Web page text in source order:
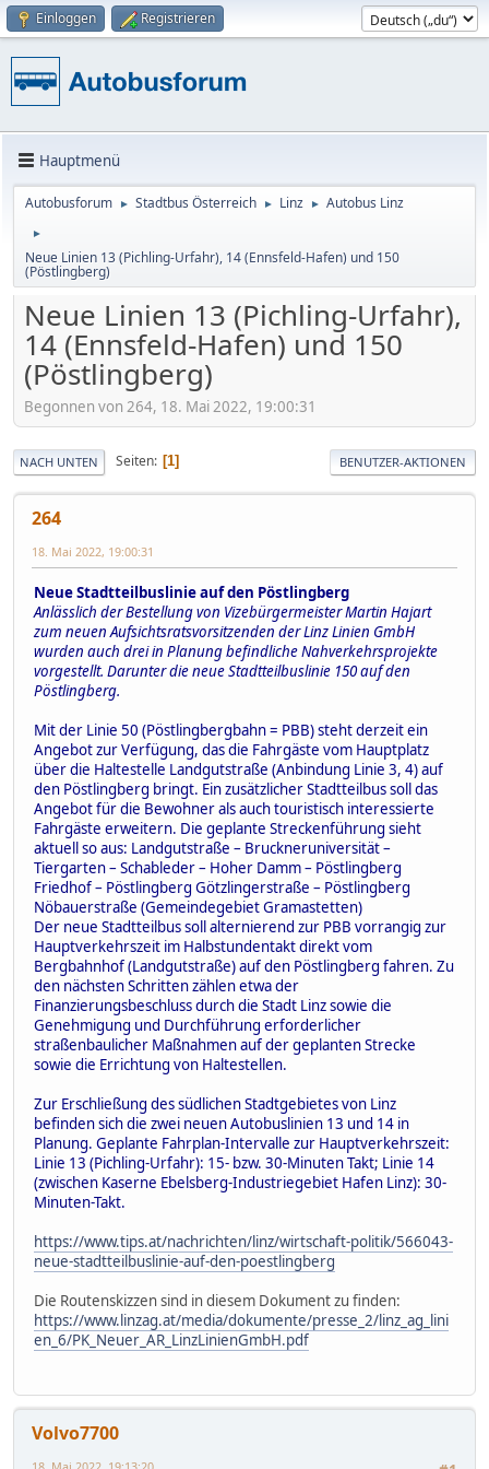
Einloggen Registrieren
Hauptmenü
Autobusforum ► Stadtbus Österreich ► Linz ► Autobus Linz
►
Neue Linien 13 (Pichling-Urfahr), 14 (Ennsfeld-Hafen) und 150
(Pöstlingberg)
Neue Linien 13 (Pichling-Urfahr),
14 (Ennsfeld-Hafen) und 150
(Pöstlingberg)
Begonnen von 264, 18. Mai 2022, 19:00:31
NACH UNTEN Seiten 1 BENUTZER-AKTIONEN
264
18. Mai 2022, 19:00:31
Neue Stadtteilbuslinie auf den Pöstlingberg
Anlässlich der Bestellung von Vizebürgermeister Martin Hajart
zum neuen Aufsichtsratsvorsitzenden der Linz Linien GmbH
wurden auch drei in Planung befindliche Nahverkehrsprojekte
vorgestellt. Darunter die neue Stadtteilbuslinie 150 auf den
Pöstlingberg.
Mit der Linie 50 (Pöstlingbergbahn = PBB) steht derzeit ein
Angebot zur Verfügung, das die Fahrgäste vom Hauptplatz
über die Haltestelle Landgutstraße (Anbindung Linie 3, 4) auf
den Pöstlingberg bringt. Ein zusätzlicher Stadtteilbus soll das
Angebot für die Bewohner als auch touristisch interessierte
Fahrgäste erweitern. Die geplante Streckenführung sieht
aktuell so aus: Landgutstraße – Bruckneruniversität –
Tiergarten – Schableder – Hoher Damm – Pöstlingberg
Friedhof – Pöstlingberg Götzlingerstraße – Pöstlingberg
Nöbauerstraße (Gemeindegebiet Gramastetten)
Der neue Stadtteilbus soll alternierend zur PBB vorrangig zur
Hauptverkehrszeit im Halbstundentakt direkt vom
Bergbahnhof (Landgutstraße) auf den Pöstlingberg fahren. Zu
den nächsten Schritten zählen etwa der
Finanzierungsbeschluss durch die Stadt Linz sowie die
Genehmigung und Durchführung erforderlicher
straßenbaulicher Maßnahmen auf der geplanten Strecke
sowie die Errichtung von Haltestellen.
Zur Erschließung des südlichen Stadtgebietes von Linz
befinden sich die zwei neuen Autobuslinien 13 und 14 in
Planung. Geplante Fahrplan-Intervalle zur Hauptverkehrszeit:
Linie 13 (Pichling-Urfahr): 15- bzw. 30-Minuten Takt; Linie 14
(zwischen Kaserne Ebelsberg-Industriegebiet Hafen Linz): 30-
Minuten-Takt.
https://www.tips.at/nachrichten/linz/wirtschaft-politik/566043-
neue-stadtteilbuslinie-auf-den-poestlingberg
Die Routenskizzen sind in diesem Dokument zu finden:
https://www.linzag.at/media/dokumente/presse_2/linz_ag_lini
en_6/PK_Neuer_AR_LinzLinienGmbH.pdf
Volvo7700